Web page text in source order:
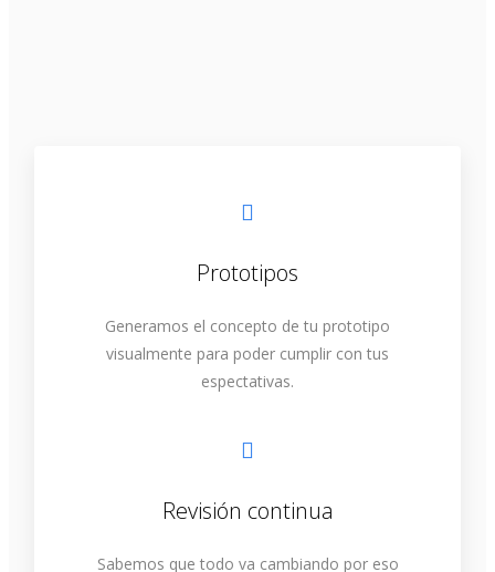
Prototipos
Generamos el concepto de tu prototipo
visualmente para poder cumplir con tus
espectativas.
Revisión continua
Sabemos que todo va cambiando por eso